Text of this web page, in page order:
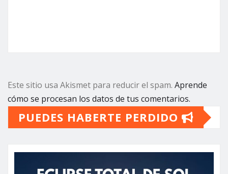
Este sitio usa Akismet para reducir el spam. Aprende
cómo se procesan los datos de tus comentarios.
PUEDES HABERTE PERDIDO